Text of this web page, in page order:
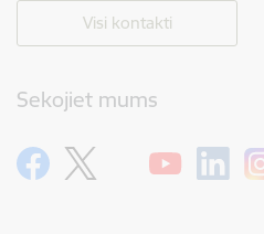
Visi kontakti
Sekojiet mums